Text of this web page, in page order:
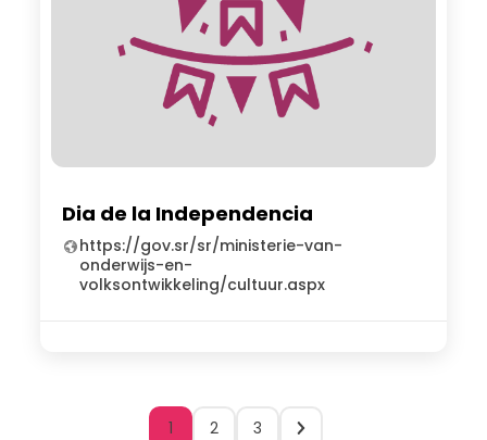
Dia de la Independencia
https://gov.sr/sr/ministerie-van-
onderwijs-en-
volksontwikkeling/cultuur.aspx
1 2 3